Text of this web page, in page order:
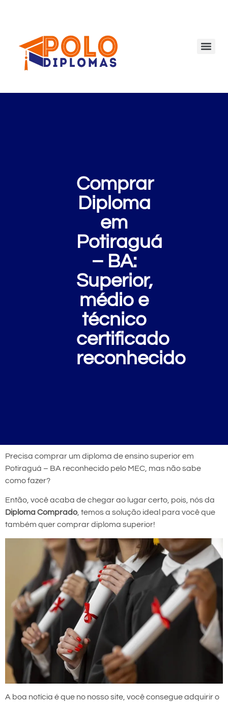
Comprar
Diploma
em
Potiraguá
– BA:
Superior,
médio e
técnico
certificado
reconhecido
Precisa comprar um diploma de ensino superior em
Potiraguá – BA reconhecido pelo MEC, mas não sabe
como fazer?
Então, você acaba de chegar ao lugar certo, pois, nós da
Diploma Comprado, temos a solução ideal para você que
também quer comprar diploma superior!
A boa notícia é que no nosso site, você consegue adquirir o